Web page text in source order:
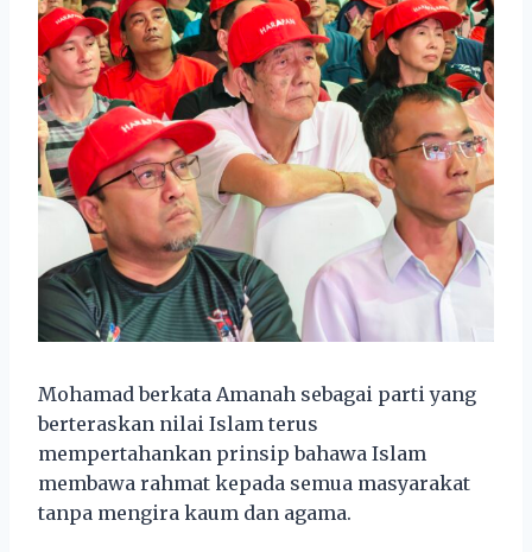
Mohamad berkata Amanah sebagai parti yang
berteraskan nilai Islam terus
mempertahankan prinsip bahawa Islam
membawa rahmat kepada semua masyarakat
tanpa mengira kaum dan agama.